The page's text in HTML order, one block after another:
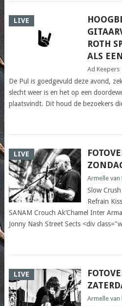
LIVE
ROTH
ALS
Ad Keepers
De Pul is goedgevuld deze avond,
slecht weer is en het op een
plaatsvindt. Dit houd de bezoekers
LIVE
Armelle van
Slow
Refrain
SANAM Crouch Ak’Chamel Inter
Jonny Nash Street Sects <div
LIVE
Armelle van